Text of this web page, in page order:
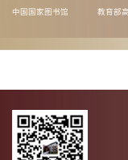
中国国家图书馆 教育部